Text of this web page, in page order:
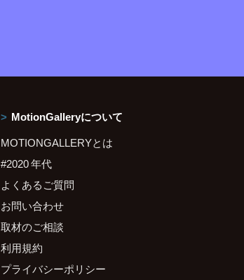
MotionGalleryについて
MOTIONGALLERYとは
#2020 年代
よくあるご質問
お問い合わせ
取材のご相談
利用規約
プライバシーポリシー